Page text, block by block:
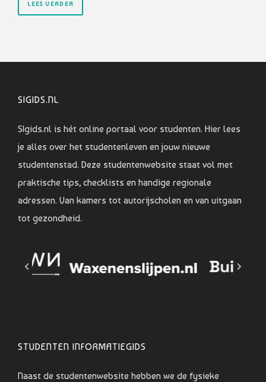
LEES VERDER
SIGIDS.NL
SIgids.nl is hét online portaal voor studenten. Hier lees
je alles over het studentenleven en jouw nieuwe
studentenstad. Deze studentenwebsite staat vol met
praktische tips, checklists en handige regionale
adressen. Van kamers tot autorijscholen en van uitgaan
tot gezondheid.
STUDENTEN INFORMATIEGIDS
Naast de studentenwebsite hebben we de fysieke